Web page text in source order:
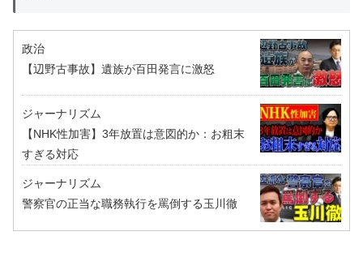
政治
【辺野古事故】遺族が百田発言に激怒
ジャーナリズム
【NHK性加害】3年放置は意図的か：お粗末
すぎる対応
ジャーナリズム
警察官の正当な職務執行を罵倒する玉川徹